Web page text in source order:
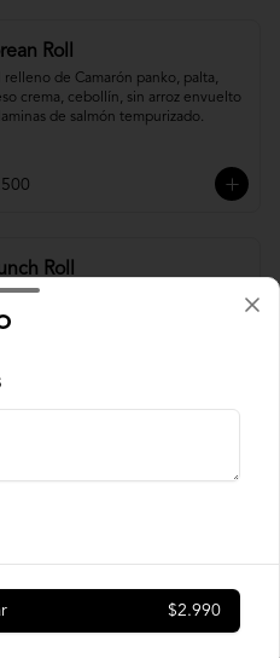
Roll
relleno de Camarón panko, palta,
crema, cebollín, sin arroz envuelto
de salmón tempurizado.
Roll
relleno de Pollo apanado , queso
cebollín, almendras triturada, sin
Champ Roll
$2.990